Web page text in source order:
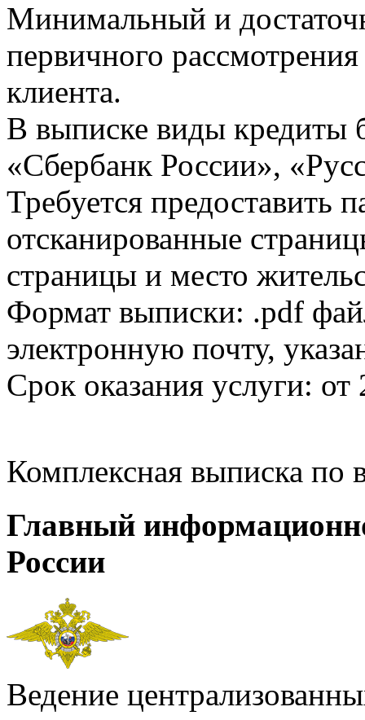
Минимальный и
первичного
клиента.
В выписке виды кредиты
«Сбербанк России»,
Требуется предоставить
отсканированные
страницы и место
Формат выписки: .pdf
электронную почту,
Срок оказания услуги: от
Комплексная выписка
Главный
России
Ведение